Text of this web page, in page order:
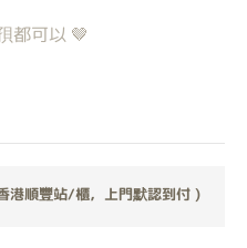
都可以 🤎
港順豐站/櫃，上門默認到付 )